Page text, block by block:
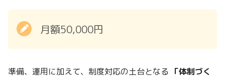
月額50,000円
準備、運用に加えて、制度対応の土台となる 「体制づく